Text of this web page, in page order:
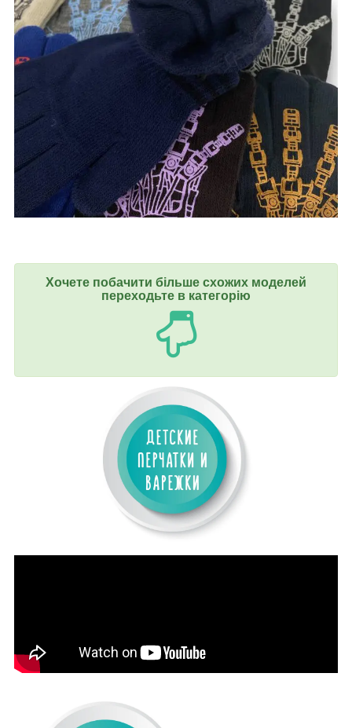
Хочете побачити більше схожих моделей
переходьте в категорію